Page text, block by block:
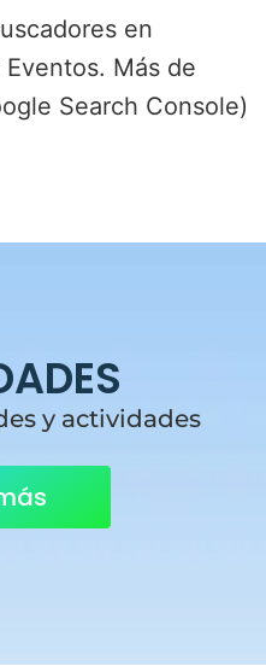
en
Más de
Search Console)
y actividades